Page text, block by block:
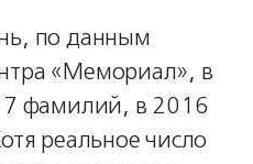
по данным
«Мемориал», в
фамилий, в 2016
реальное число